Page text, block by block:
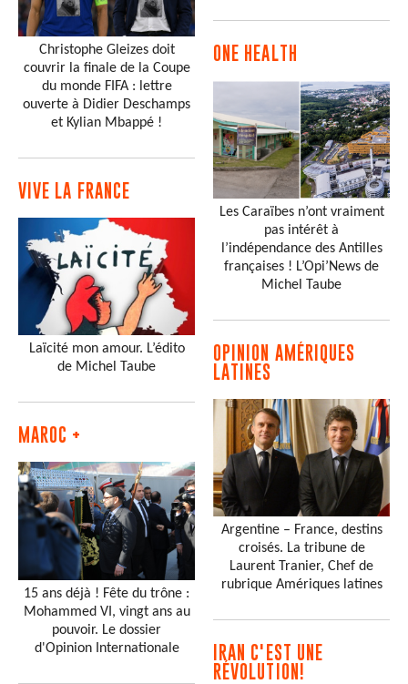
Christophe Gleizes doit
couvrir la finale de la Coupe
du monde FIFA : lettre
ouverte à Didier Deschamps
et Kylian Mbappé !
VIVE LA FRANCE
Laïcité mon amour. L’édito
de Michel Taube
MAROC +
15 ans déjà ! Fête du trône :
Mohammed VI, vingt ans au
pouvoir. Le dossier
d'Opinion Internationale
ONE HEALTH
Les Caraïbes n’ont vraiment
pas intérêt à
l’indépendance des Antilles
françaises ! L’Opi’News de
Michel Taube
OPINION AMÉRIQUES
LATINES
Argentine – France, destins
croisés. La tribune de
Laurent Tranier, Chef de
rubrique Amériques latines
IRAN C'EST UNE
RÉVOLUTION!